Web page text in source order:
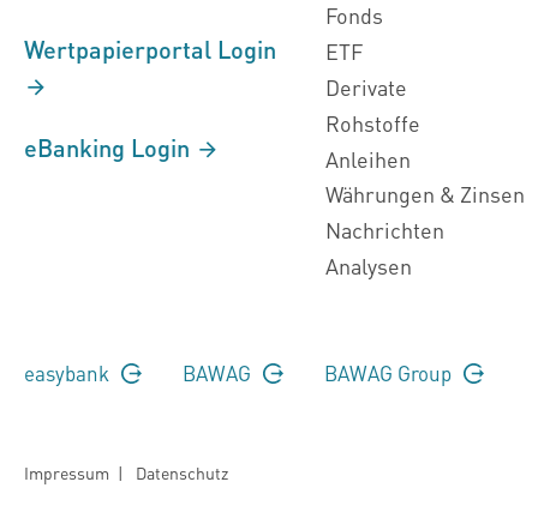
Wertpapierportal Login
eBanking Login
Fonds
ETF
Derivate
Rohstoffe
Anleihen
Währungen & Zinsen
Nachrichten
Analysen
easybank BAWAG BAWAG Group
Impressum | Datenschutz